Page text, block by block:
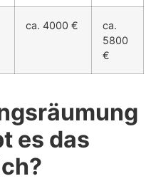
ca. 4000 €
ca.
5800
€
es das